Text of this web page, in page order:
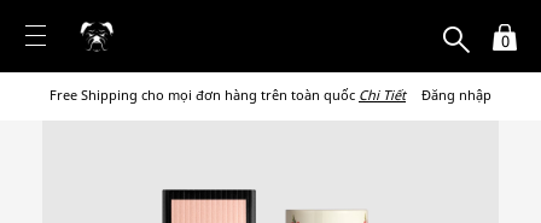
0
Free Shipping cho mọi đơn hàng trên toàn quốc Chi Tiết Đăng nhập